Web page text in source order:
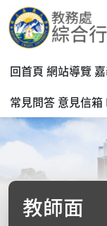
回首頁 網站導覽
常見問答 意見信箱
教師面